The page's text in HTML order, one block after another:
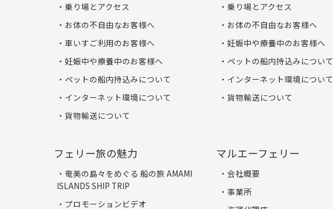
乗り場とアクセス
お体の不自由なお客様へ
車いすご利用のお客様へ
妊娠中や療養中のお客様へ
ペットの船内持込みについて
インターネット環境について
貨物輸送について
乗り場とアクセス
お体の不自由なお客様へ
妊娠中や療養中のお客様へ
ペットの船内持込みについて
インターネット環境について
貨物輸送について
フェリー旅の魅力
奄美の島々をめぐる 船の旅 AMAMI
ISLANDS SHIP TRIP
プロモーションビデオ
マルエーフェリー
会社概要
事業所